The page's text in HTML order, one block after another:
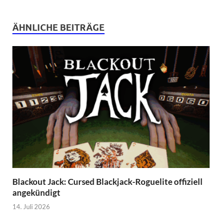
ÄHNLICHE BEITRÄGE
Blackout Jack: Cursed Blackjack-Roguelite offiziell
angekündigt
14. Juli 2026